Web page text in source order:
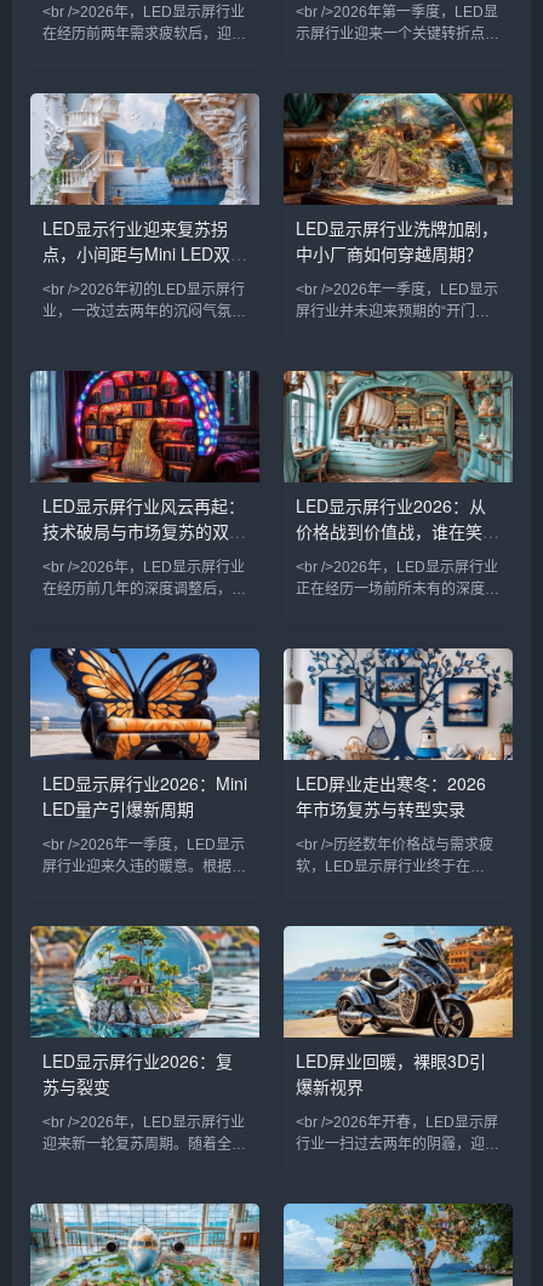
<br />2026年，LED显示屏行业
在经历前两年需求疲软后，迎来
升级带来的内生动力。传统户外
广告屏的增长趋于平稳，而舞台
租赁、虚拟拍摄、高端会议室及
家庭影院等场景成为新的增量引
擎。尤其在影视制作领域，LED
虚拟摄影棚逐渐取代绿幕，成为
一线制作团队的标准配置，带动
了高刷新率、高动态范围显示屏
/>与此同时
<br />2026年第一季度，LED显
示屏行业迎来一个关键转折点。
技术却意外成为拉动产业复苏的
核心引擎。多家头部厂商透露，
最新一代Mini LED直显产品的
亮度均匀性已突破98.5%，对比
度达到百万比一级，功耗较上一
代降低约30%。这一技术跃升并
非单纯参数叠加，而是芯片制
造、驱动IC与封装工艺协同革新
LED显示行业迎来复苏拐
点，小间距与Mini LED双轮
驱动
<br />2026年初的LED显示屏行
业，一改过去两年的沉闷气氛。
尤其是小间距LED和Mini LED
产品的出货量同比大幅增长。据
行业媒体统计，2026年第一季
度全球LED显示屏市场规模环比
增长超过15%，其中中国市场的
增速领跑全球。这一轮复苏并非
简单的周期性反弹，而是需求结
构升级带来的新增长曲线。<br
LED显示屏行业洗牌加剧，
中小厂商如何穿越周期？
<br />2026年一季度，LED显示
屏行业并未迎来预期的“开门
势。据行业媒体观察，头部上市
企业订单能见度普遍延长至三个
月以上，而部分中小厂商则因现
金流紧张、订单萎缩，被迫缩减
产线甚至转型代工。这种“强者
愈强，弱者愈弱”的局面，正是
过去两年行业内卷的延续。<br
/><br />在本轮调整中，产品同
冲。小间距及室内商
LED显示屏行业风云再起：
技术破局与市场复苏的双重
奏
<br />2026年，LED显示屏行业
在经历前几年的深度调整后，终
下游需求逐步释放，LED显示屏
整体出货量呈现稳步回升态势。
尤其是在线城市核心商圈，裸眼
3D大屏成为引流利器，带动了
高端显示产品的替换需求。行业
人士普遍认为，这轮复苏不是简
单的周期反弹，而是应用场景拓
宽带来的结构性增长。<br /><br
LED显示屏行业2026：从
价格战到价值战，谁在笑到
最后？
<br />2026年，LED显示屏行业
正在经历一场前所未有的深度洗
际市场竞争加剧，让一批依赖低
价策略的中小厂商接连退出市
场。行业集中度显著提升，头部
企业凭借技术积累和规模效应，
进一步巩固了市场地位。这场洗
牌并非简单的优胜劣汰，而是整
个产业从“拼产能”向“拼价值”转
型的必然结果。<br /><br /><br
企
LED显示屏行业2026：Mini
LED量产引爆新周期
<br />2026年一季度，LED显示
屏行业迎来久违的暖意。根据行
内文旅演艺、虚拟拍摄、户外广
告三大主力场景的招标项目数量
环比增长超过40%。与此同时，
海外市场在体育赛事与交通数字
化的双重拉动下，出口订单回暖
明显。多家LED显示屏上市公司
在2025年报中披露的预收款项
同比上升，印证了下游需求的实
轮复苏并非普惠式反
LED屏业走出寒冬：2026
年市场复苏与转型实录
<br />历经数年价格战与需求疲
软，LED显示屏行业终于在
回暖、产线满载成为普遍现象。
多家上市公司财报显示，前三季
度营收同比增长超过20%，净利
润扭亏为盈。这一轮复苏并非全
面普涨，而是呈现明显的结构性
分化——小间距、租赁屏与虚拟
拍摄赛道成为主要拉动力，传统
单双色屏市场仍显平淡。<br />
代的强力支
LED显示屏行业2026：复
苏与裂变
<br />2026年，LED显示屏行业
迎来新一轮复苏周期。随着全球
LED显示屏作为核心视觉载体，
需求显著回升。户外广告数字化
转型加速，裸眼3D大屏在核心
商圈成为标配，带动了高端显示
LED屏业回暖，裸眼3D引
爆新视界
<br />2026年开春，LED显示屏
行业一扫过去两年的阴霾，迎来
2025年第四季度同比增长
12.3%，其中户外广告屏和商业
显示屏成为拉动增长的双引擎。
多位产业链人士向记者透露，上